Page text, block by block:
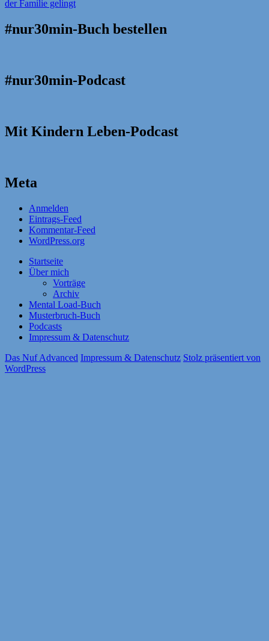
#nur30min-Buch bestellen
#nur30min-Podcast
Mit Kindern Leben-Podcast
Meta
Anmelden
Eintrags-Feed
Kommentar-Feed
WordPress.org
Startseite
Über mich
Vorträge
Archiv
Mental Load-Buch
Musterbruch-Buch
Podcasts
Impressum & Datenschutz
Das Nuf Advanced Impressum & Datenschutz Stolz präsentiert von
WordPress